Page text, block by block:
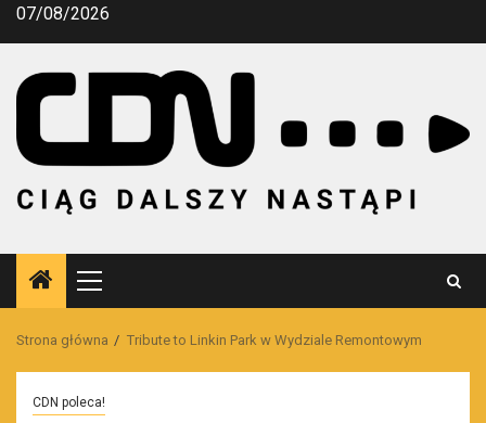
Przejdź
07/08/2026
Menu
główne
Strona główna Tribute to Linkin Park w Wydziale Remontowym
CDN poleca!